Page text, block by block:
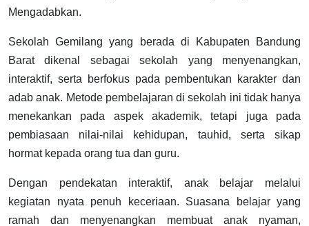
Mengadabkan.
Sekolah Gemilang yang berada di Kabupaten Bandung
Barat dikenal sebagai sekolah yang menyenangkan,
interaktif, serta berfokus pada pembentukan karakter dan
adab anak. Metode pembelajaran di sekolah ini tidak hanya
menekankan pada aspek akademik, tetapi juga pada
pembiasaan nilai-nilai kehidupan, tauhid, serta sikap
hormat kepada orang tua dan guru.
Dengan pendekatan interaktif, anak belajar melalui
kegiatan nyata penuh keceriaan. Suasana belajar yang
ramah dan menyenangkan membuat anak nyaman,